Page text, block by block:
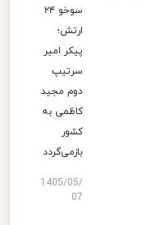
سوخو ۲۴
ارتش؛
پیکر امیر
سرتیپ
دوم مجید
کاظمی به
کشور
بازمی‌گردد
1405/05/
07